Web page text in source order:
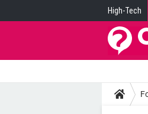
High-Tech